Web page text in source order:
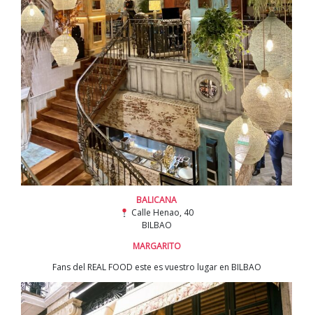
BALICANA
Calle Henao, 40
BILBAO
MARGARITO
Fans del REAL FOOD este es vuestro lugar en BILBAO